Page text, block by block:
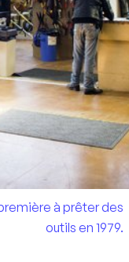
à prêter des
outils en 1979.